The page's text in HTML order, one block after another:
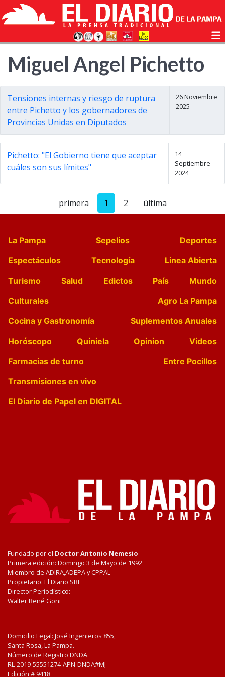
Miguel Angel Pichetto
Tensiones internas y riesgo de ruptura
entre Pichetto y los gobernadores de
Provincias Unidas en Diputados
26 Noviembre
2025
Pichetto: "El Gobierno tiene que aceptar
cuáles son sus límites"
14
Septiembre
2024
primera 1 2 última
La Pampa Sepelios
Deportes
Espectáculos
Tecnología
Linea Abierta
Turismo
Salud Edictos País
Mundo
Culturales
Agro La Pampa
Cocina y Gastronomía
Suplementos Anuales
Horóscopo
Quiniela Opinion
Videos
Farmacias de turno
Entre Pocillos
Transmisiones en vivo
El Diario de Papel en DIGITAL
Fundado por el Doctor Antonio Nemesio
Primera edición: Domingo 3 de Mayo de 1992
Miembro de ADIRA,ADEPA y CPPAL
Propietario: El Diario SRL
Director Periodístico:
Walter René Goñi
Domicilio Legal: José Ingenieros 855,
Santa Rosa, La Pampa.
Número de Registro DNDA:
RL-2019-55551274-APN-DNDA#MJ
Edición # 9418